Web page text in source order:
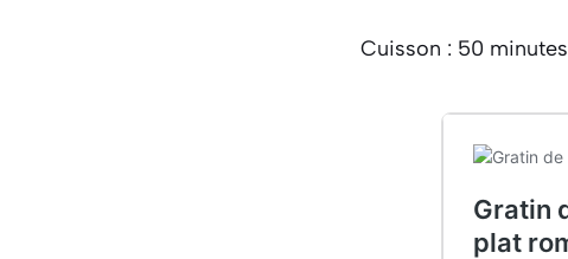
Cuisson : 50 minutes